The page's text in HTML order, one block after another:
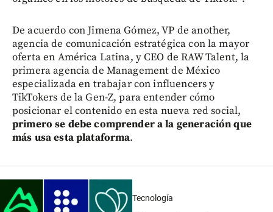
De acuerdo con Jimena Gómez, VP de another,
agencia de comunicación estratégica con la mayor
oferta en América Latina, y CEO de RAW Talent, la
primera agencia de Management de México
especializada en trabajar con influencers y
TikTokers de la Gen-Z, para entender cómo
posicionar el contenido en esta nueva red social,
primero se debe comprender a la generación que
más usa esta plataforma.
Tecnología